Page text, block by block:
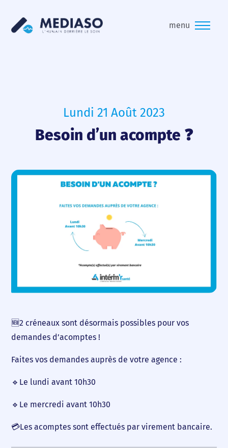
Nos actualités
Contact
menu
Lundi 21 Août 2023
Besoin d’un acompte ❓
🆕2 créneaux sont désormais possibles pour vos
demandes d’acomptes !
Faites vos demandes auprès de votre agence :
🔹Le lundi avant 10h30
🔹Le mercredi avant 10h30
💳Les acomptes sont effectués par virement bancaire.